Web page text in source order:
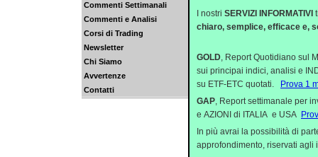
Commenti Settimanali
Commenti e Analisi
Corsi di Trading
Newsletter
Chi Siamo
Avvertenze
Contatti
Ti
Clicca
Siamo ormai agli
l’elezione del
potente al mondo.
I nostri SERVIZI INFORMATIVI
chiaro, semplice, efficace e,
GOLD, Report Quotidiano sul
sui principai indici, analisi e
su ETF-ETC quotati.
Prova 1
GAP, Report settimanale per
e AZIONI di ITALIA e USA
In più avrai la possibilità di
approfondimento, riservati agli